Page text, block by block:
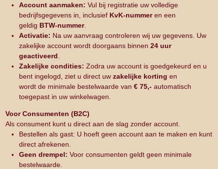
Account aanmaken: Vul bij registratie uw volledige
bedrijfsgegevens in, inclusief KvK-nummeren een
geldig BTW-nummer.
Activatie: Na uw aanvraag controleren wij uw gegevens. Uw
zakelijke account wordt doorgaans binnen 24 uur
geactiveerd
Zakelijke condities: Zodra uw account is goedgekeurd en u
bent ingelogd, ziet u direct uw zakelijke korting en
wordt de minimale bestelwaarde van € 75,- automatisch
toegepast in uw winkelwagen.
Voor Consumenten (B2C)
Als consument kunt u direct aan de slag zonder account.
Bestellen als gast: U hoeft geen account aan te maken en kunt
direct afrekenen.
Geen drempel: Voor consumenten geldt geen minimale
bestelwaarde.